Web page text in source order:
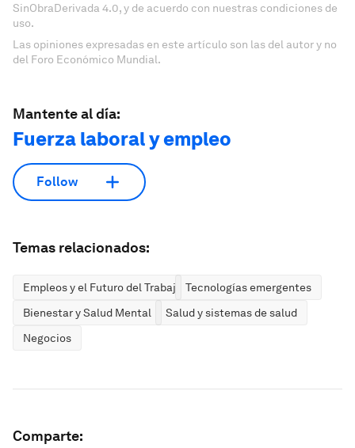
SinObraDerivada 4.0, y de acuerdo con nuestras condiciones de
uso.
Las opiniones expresadas en este artículo son las del autor y no
del Foro Económico Mundial.
Mantente al día:
Fuerza laboral y empleo
Follow
Temas relacionados:
Empleos y el Futuro del Trabajo
Tecnologías emergentes
Bienestar y Salud Mental
Salud y sistemas de salud
Negocios
Comparte: